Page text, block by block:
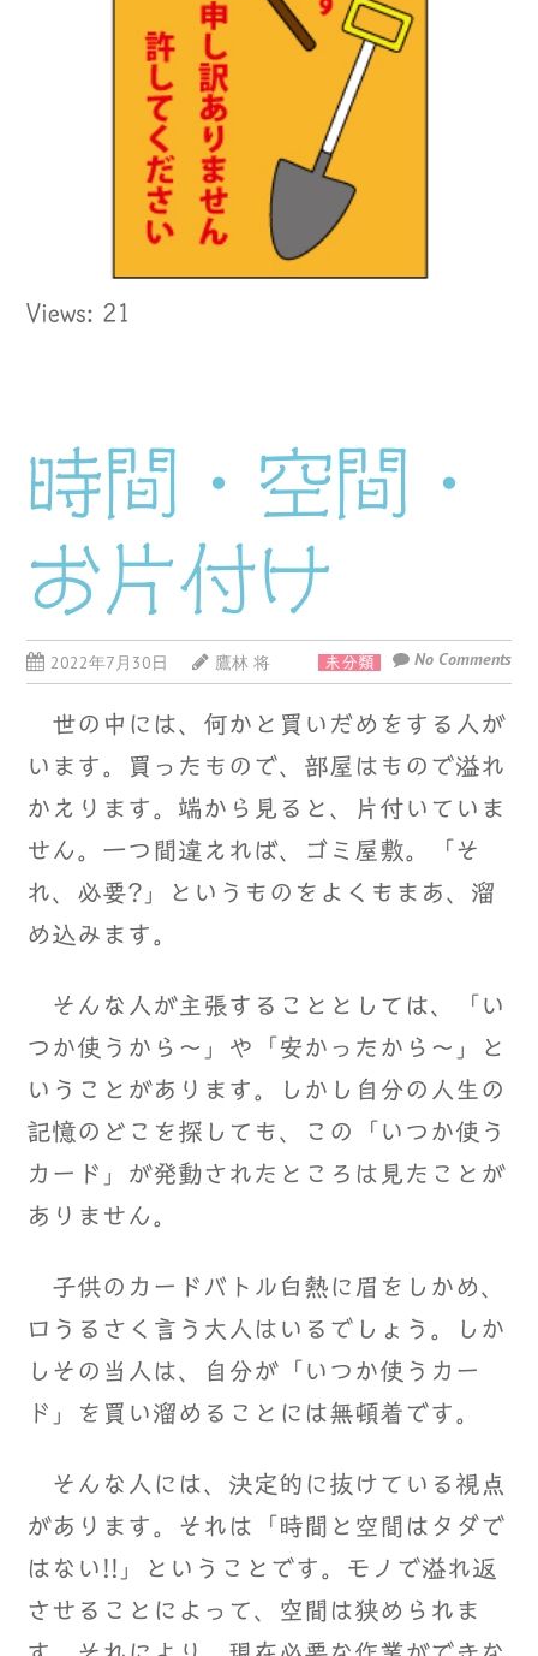
Views: 21
時間・空間・
お片付け
2022年7月30日 鷹林 将 未分類 No Comments
世の中には、何かと買いだめをする人が
います。買ったもので、部屋はもので溢れ
かえります。端から見ると、片付いていま
せん。一つ間違えれば、ゴミ屋敷。「そ
れ、必要?」というものをよくもまあ、溜
め込みます。
そんな人が主張することとしては、「い
つか使うから～」や「安かったから～」と
いうことがあります。しかし自分の人生の
記憶のどこを探しても、この「いつか使う
カード」が発動されたところは見たことが
ありません。
子供のカードバトル白熱に眉をしかめ、
口うるさく言う大人はいるでしょう。しか
しその当人は、自分が「いつか使うカー
ド」を買い溜めることには無頓着です。
そんな人には、決定的に抜けている視点
があります。それは「時間と空間はタダで
はない!!」ということです。モノで溢れ返
させることによって、空間は狭められま